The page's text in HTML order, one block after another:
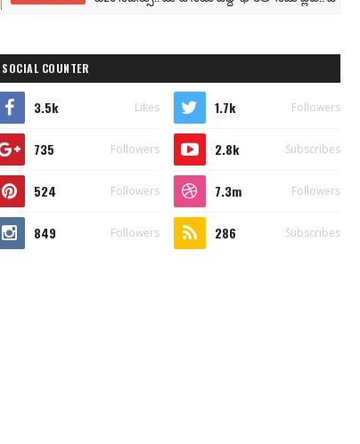
SOCIAL COUNTER
3.5k Likes 1.7k Followers
735 Followers 2.8k Subscribes
524 Followers 7.3m Followers
849 Followers 286 Subscribes